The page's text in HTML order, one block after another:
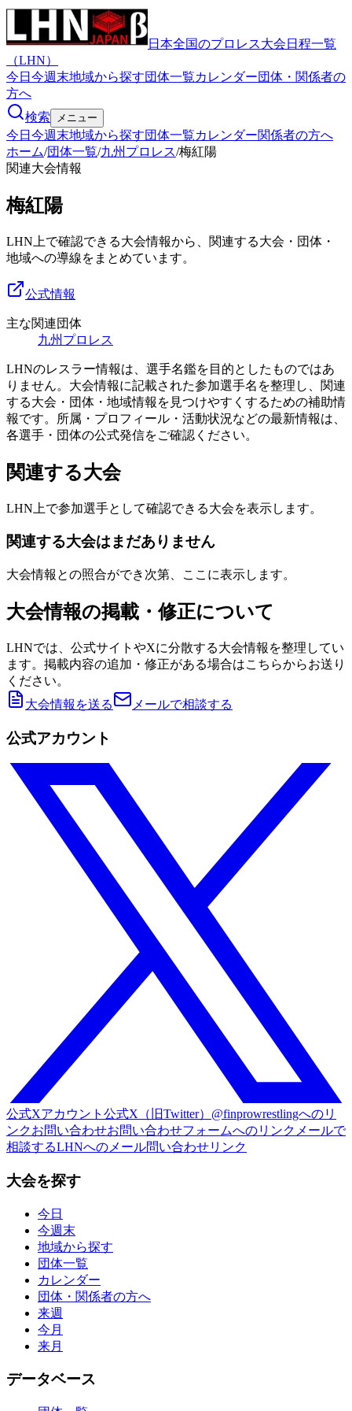
日本全国のプロレス大会日程一覧
（LHN）
今日 今週末地域から探す団体一覧カレンダー団体・関係者の
方へ
検索
メニュー
今日 今週末地域から探す団体一覧カレンダー関係者の方へ
ホーム/団体一覧/九州プロレス/梅紅陽
関連大会情報
梅紅陽
LHN上で確認できる大会情報から、関連する大会・団体・
地域への導線をまとめています。
公式情報
主な関連団体
九州プロレス
LHNのレスラー情報は、選手名鑑を目的としたものではあ
りません。大会情報に記載された参加選手名を整理し、関連
する大会・団体・地域情報を見つけやすくするための補助情
報です。所属・プロフィール・活動状況などの最新情報は、
各選手・団体の公式発信をご確認ください。
関連する大会
LHN上で参加選手として確認できる大会を表示します。
関連する大会はまだありません
大会情報との照合ができ次第、ここに表示します。
大会情報の掲載・修正について
LHNでは、公式サイトやXに分散する大会情報を整理してい
ます。掲載内容の追加・修正がある場合はこちらからお送り
ください。
大会情報を送る
メールで相談する
公式アカウント
公式Xアカウント 公式X（旧Twitter）@finprowrestlingへのリ
ンクお問い合わせお問い合わせフォームへのリンク メールで
相談するLHNへのメール問い合わせリンク
大会を探す
今日
今週末
地域から探す
団体一覧
カレンダー
団体・関係者の方へ
来週
今月
来月
データベース